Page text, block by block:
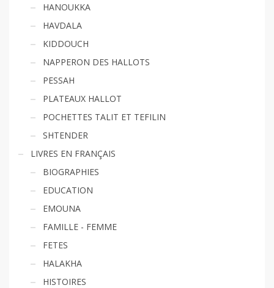
HANOUKKA
HAVDALA
KIDDOUCH
NAPPERON DES HALLOTS
PESSAH
PLATEAUX HALLOT
POCHETTES TALIT ET TEFILIN
SHTENDER
LIVRES EN FRANÇAIS
BIOGRAPHIES
EDUCATION
EMOUNA
FAMILLE - FEMME
FETES
HALAKHA
HISTOIRES